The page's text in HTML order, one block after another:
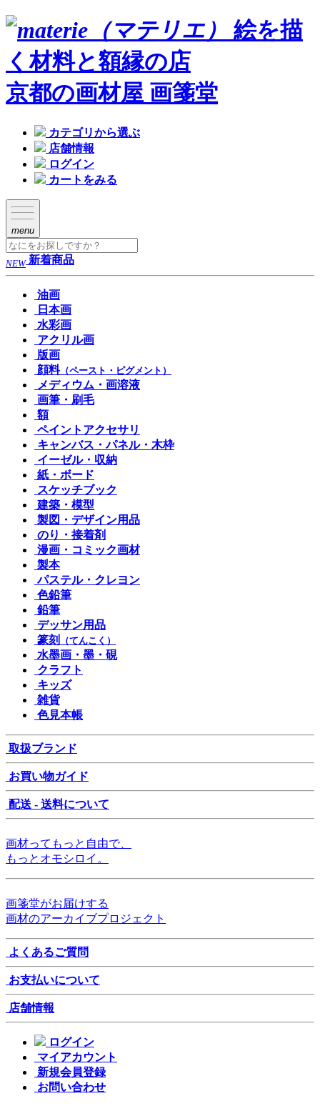
絵を描
く材料と額縁の店
京都の画材屋 画箋堂
カテゴリから選ぶ
店舗情報
ログイン
カートをみる
menu
NEW 新着商品
油画
日本画
水彩画
アクリル画
版画
顔料（ペースト・ピグメント）
メディウム・画溶液
画筆・刷毛
額
ペイントアクセサリ
キャンバス・パネル・木枠
イーゼル・収納
紙・ボード
スケッチブック
建築・模型
製図・デザイン用品
のり・接着剤
漫画・コミック画材
製本
パステル・クレヨン
色鉛筆
鉛筆
デッサン用品
篆刻
（てんこく）
水墨画・墨・硯
クラフト
キッズ
雑貨
色見本帳
取扱ブランド
お買い物ガイド
配送 - 送料について
画材ってもっと自由で、
もっとオモシロイ。
画箋堂がお届けする
画材のアーカイブプロジェクト
よくあるご質問
お支払いについて
店舗情報
ログイン
マイアカウント
新規会員登録
お問い合わせ